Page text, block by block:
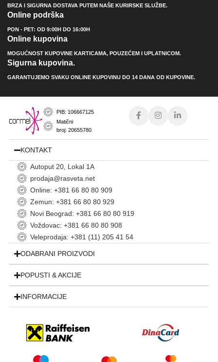
BRZA I SIGURNA DOSTAVA PUTEM NAŠE KURIRSKE SLUŽBE.
Online podrška
PON - PET: OD 9:00H DO 16:00H
Online kupovina
MOGUĆNOST KUPOVINE KARTICAMA, POUZEĆEM I UPLATNICOM.
Sigurna kupovina.
GARANTUJEMO SVAKU ONLINE KUPOVINU DO 14 DANA OD KUPOVINE.
PIB: 106667125
Matični
broj: 20655780
KONTAKT
Autoput 20, Lokal 1A
prodaja@rasveta.net
Online: +381 66 80 80 909
Zemun: +381 66 80 80 929
Novi Beograd: +381 66 80 80 919
Voždovac: +381 66 80 80 908
Veleprodaja: +381 (11) 205 41 54
ODABRANI PROIZVODI
POPUSTI & AKCIJE
INFORMACIJE